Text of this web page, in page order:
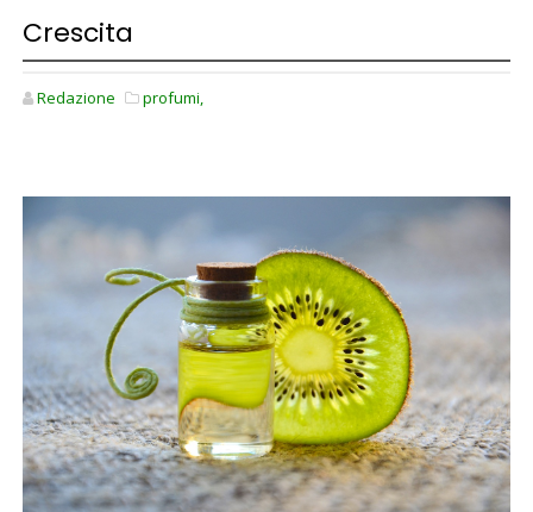
Crescita
Redazione profumi,